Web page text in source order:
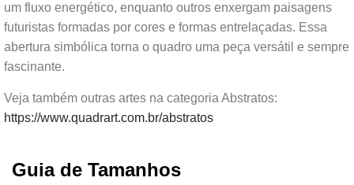
um fluxo energético, enquanto outros enxergam paisagens
futuristas formadas por cores e formas entrelaçadas. Essa
abertura simbólica torna o quadro uma peça versátil e sempre
fascinante.
Veja também outras artes na categoria Abstratos:
https://www.quadrart.com.br/abstratos
Guia de Tamanhos